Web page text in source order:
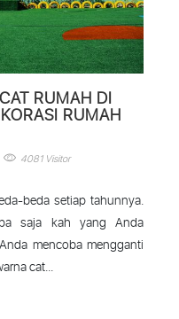
RUMAH DI
RUMAH
4081 Visitor
beda setiap tahunnya.
saja kah yang Anda
mencoba mengganti
cat...